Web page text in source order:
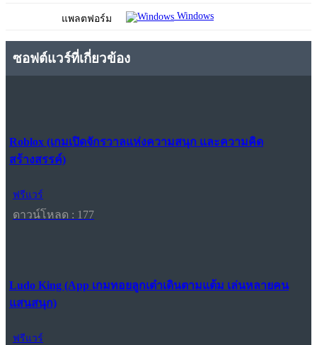
แพลตฟอร์ม Windows
ซอฟต์แวร์ที่เกี่ยวข้อง
Roblox (เกมเปิดจักรวาลแห่งความสนุก และความคิด
สร้างสรรค์)
ฟรีแวร์
ดาวน์โหลด : 177
Ludo King (App เกมทอยลูกเต๋าเดินตามแต้ม เล่นหลายคน
แสนสนุก)
ฟรีแวร์